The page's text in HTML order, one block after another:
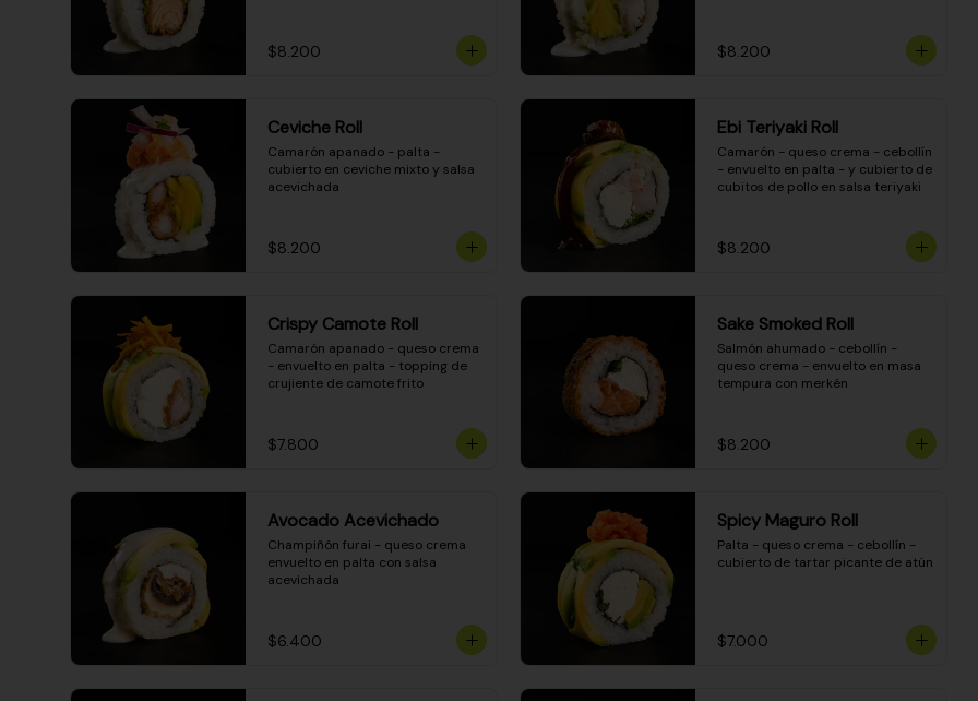
$8.200 $8.200
Ceviche Roll
Camarón apanado - palta -
cubierto en ceviche mixto y salsa
acevichada
$8.200
Ebi Teriyaki Roll
Camarón - queso crema - cebollín
- envuelto en palta - y cubierto de
cubitos de pollo en salsa teriyaki
$8.200
Crispy Camote Roll
Camarón apanado - queso crema
- envuelto en palta - topping de
crujiente de camote frito
$7.800
Sake Smoked Roll
Salmón ahumado - cebollín -
queso crema - envuelto en masa
tempura con merkén
$8.200
Avocado Acevichado
Champiñón furai - queso crema
envuelto en palta con salsa
acevichada
$6.400
Spicy Maguro Roll
Palta - queso crema - cebollín -
cubierto de tartar picante de atún
$7.000